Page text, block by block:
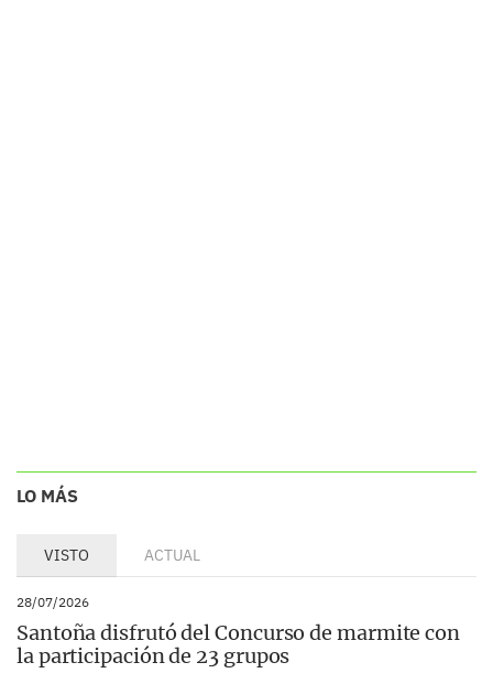
LO MÁS
VISTO ACTUAL
28/07/2026
Santoña disfrutó del Concurso de marmite con
la participación de 23 grupos